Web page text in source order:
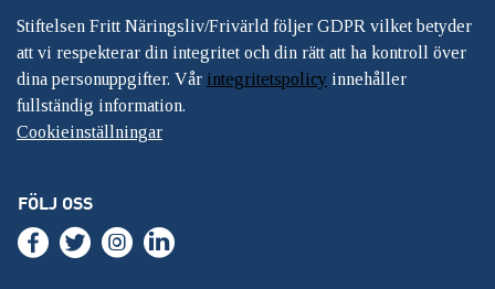
Stiftelsen Fritt Näringsliv/Frivärld följer GDPR vilket betyder
att vi respekterar din integritet och din rätt att ha kontroll över
dina personuppgifter. Vår integritetspolicy innehåller
fullständig information.
Cookieinställningar
FÖLJ OSS